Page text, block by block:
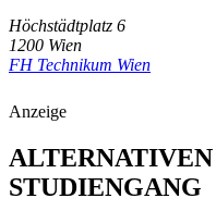
Höchstädtplatz 6
1200 Wien
FH Technikum Wien
Anzeige
STUDIENGANG